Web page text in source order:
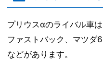
プリウスαのライバル車
ファストバック、マツダ
などがあります。